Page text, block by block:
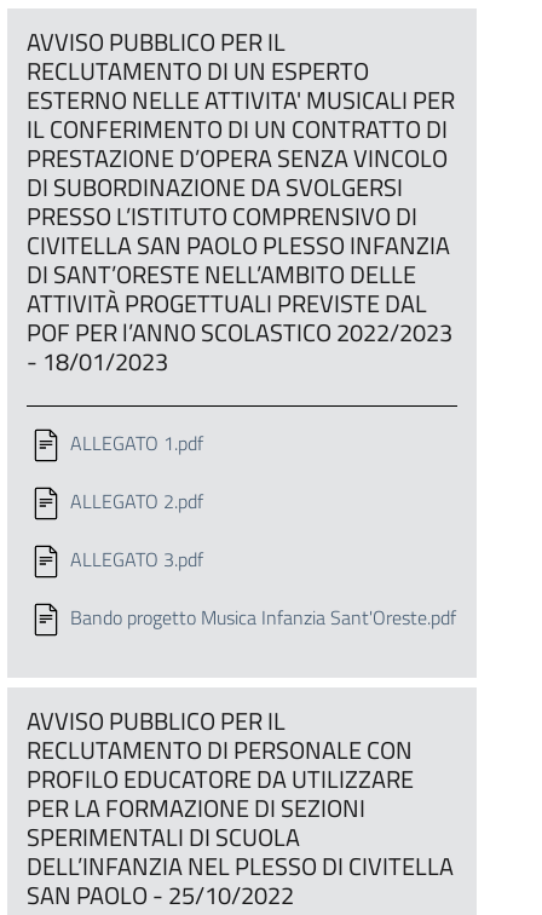
AVVISO PUBBLICO PER IL
RECLUTAMENTO DI UN ESPERTO
ESTERNO NELLE ATTIVITA' MUSICALI PER
IL CONFERIMENTO DI UN CONTRATTO DI
PRESTAZIONE D’OPERA SENZA VINCOLO
DI SUBORDINAZIONE DA SVOLGERSI
PRESSO L’ISTITUTO COMPRENSIVO DI
CIVITELLA SAN PAOLO PLESSO INFANZIA
DI SANT’ORESTE NELL’AMBITO DELLE
ATTIVITÀ PROGETTUALI PREVISTE DAL
POF PER l’ANNO SCOLASTICO 2022/2023
- 18/01/2023
ALLEGATO 1.pdf
ALLEGATO 2.pdf
ALLEGATO 3.pdf
Bando progetto Musica Infanzia Sant'Oreste.pdf
AVVISO PUBBLICO PER IL
RECLUTAMENTO DI PERSONALE CON
PROFILO EDUCATORE DA UTILIZZARE
PER LA FORMAZIONE DI SEZIONI
SPERIMENTALI DI SCUOLA
DELL’INFANZIA NEL PLESSO DI CIVITELLA
SAN PAOLO - 25/10/2022